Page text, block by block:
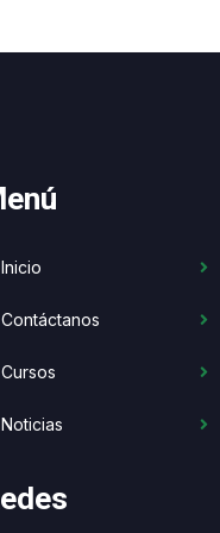
Inicio
Contáctanos
Cursos
Noticias